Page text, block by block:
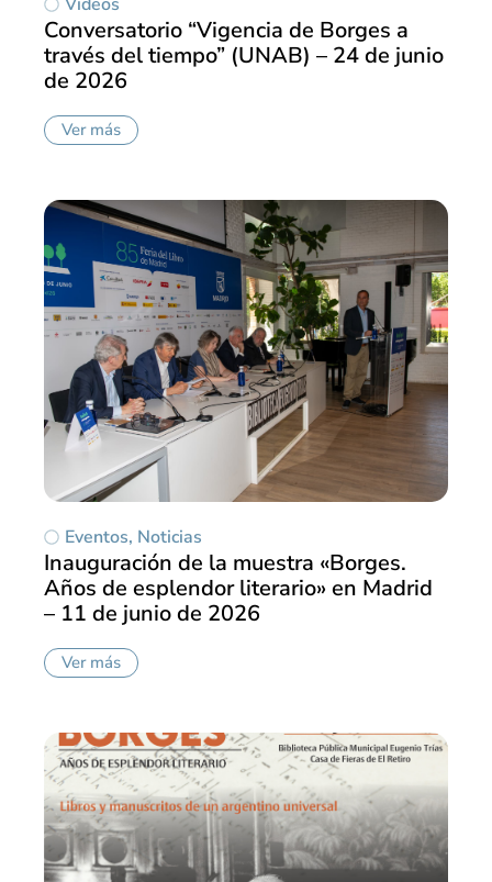
Conversatorio “Vigencia de Borges a
través del tiempo” (UNAB) – 24 de junio
de 2026
Ver más
Eventos, Noticias
Inauguración de la muestra «Borges.
Años de esplendor literario» en Madrid
– 11 de junio de 2026
Ver más